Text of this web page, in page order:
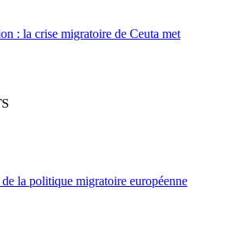
: la crise migratoire de Ceuta met
la politique migratoire européenne